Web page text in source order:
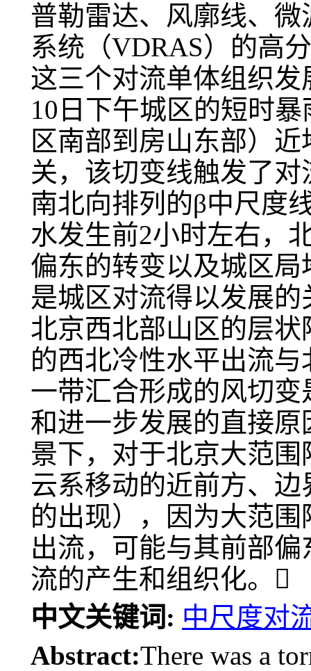
普勒雷达、风廓线、
系统（VDRAS）的高
这三个对流单体组织
10日下午城区的短时
区南部到房山东部）
关，该切变线触发了
南北向排列的β中尺度
水发生前2小时左右，
偏东的转变以及城区
是城区对流得以发展
北京西北部山区的层
的西北冷性水平出流
一带汇合形成的风切
和进一步发展的直接
景下，对于北京大范
云系移动的近前方、
的出现），因为大范
出流，可能与其前部
流的产生和组织化。
中文关键词: 中尺度对
Abstract:There was a